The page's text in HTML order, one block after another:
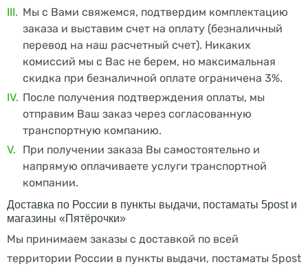
Мы с Вами свяжемся, подтвердим комплектацию
заказа и выставим счет на оплату (безналичный
перевод на наш расчетный счет). Никаких
комиссий мы с Вас не берем, но максимальная
скидка при безналичной оплате ограничена 3%.
После получения подтверждения оплаты, мы
отправим Ваш заказ через согласованную
транспортную компанию.
При получении заказа Вы самостоятельно и
напрямую оплачиваете услуги транспортной
компании.
Доставка по России в пункты выдачи, постаматы 5post и
магазины «Пятёрочки»
Мы принимаем заказы с доставкой по всей
территории России в пункты выдачи, постаматы 5post